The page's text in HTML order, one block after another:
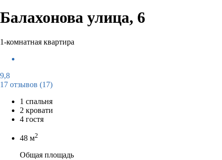
Балахонова улица, 6
1-комнатная квартира
9,8
17 отзывов (17)
1 спальня
2 кровати
4 гостя
48 м2
Общая площадь